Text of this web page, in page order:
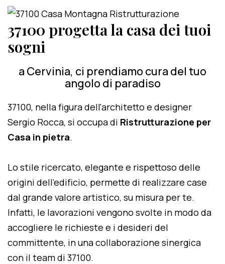
37100 progetta la casa dei tuoi
sogni
a Cervinia, ci prendiamo cura del tuo
angolo di paradiso
37100, nella figura dell'architetto e designer
Sergio Rocca, si occupa di Ristrutturazione per
Casa in pietra.
Lo stile ricercato, elegante e rispettoso delle
origini dell'edificio, permette di realizzare case
dal grande valore artistico, su misura per te.
Infatti, le lavorazioni vengono svolte in modo da
accogliere le richieste e i desideri del
committente, in una collaborazione sinergica
con il team di 37100.